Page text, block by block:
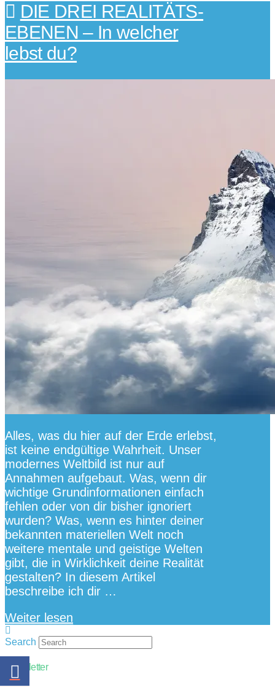
DIE DREI REALITÄTS-
EBENEN – In welcher
lebst du?
Alles, was du hier auf der Erde erlebst,
ist keine endgültige Wahrheit. Unser
modernes Weltbild ist nur auf
Annahmen aufgebaut. Was, wenn dir
wichtige Grundinformationen einfach
fehlen oder von dir bisher ignoriert
wurden? Was, wenn es hinter deiner
bekannten materiellen Welt noch
weitere mentale und geistige Welten
gibt, die in Wirklichkeit deine Realität
gestalten? In diesem Artikel
beschreibe ich dir …
Weiter lesen
Search
Newsletter